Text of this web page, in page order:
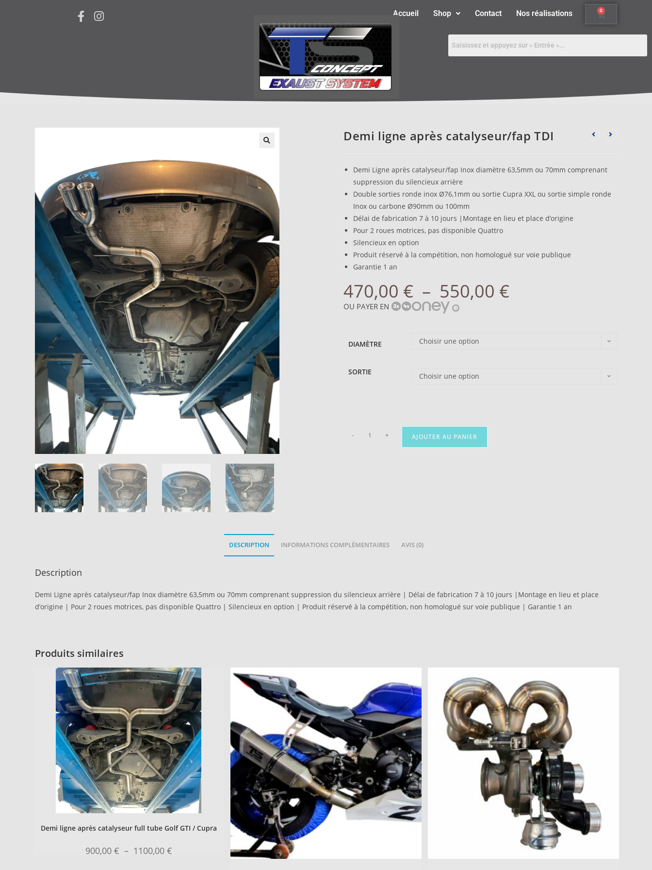
Accueil Shop Contact Nos réalisations 0
Demi ligne après catalyseur/fap TDI
Demi Ligne après catalyseur/fap Inox diamètre 63,5mm ou 70mm comprenant
suppression du silencieux arrière
Double sorties ronde inox Ø76,1mm ou sortie Cupra XXL ou sortie simple ronde
Inox ou carbone Ø90mm ou 100mm
Délai de fabrication 7 à 10 jours |Montage en lieu et place d’origine
Pour 2 roues motrices, pas disponible Quattro
Silencieux en option
Produit réservé à la compétition, non homologué sur voie publique
Garantie 1 an
470,00 € – 550,00 €
OU PAYER EN ?
DIAMÈTRE Choisir une option
SORTIE Choisir une option
- + AJOUTER AU PANIER
DESCRIPTION INFORMATIONS COMPLÉMENTAIRES AVIS (0)
Description
Demi Ligne après catalyseur/fap Inox diamètre 63,5mm ou 70mm comprenant suppression du silencieux arrière | Délai de fabrication 7 à 10 jours |Montage en lieu et place
d’origine | Pour 2 roues motrices, pas disponible Quattro | Silencieux en option | Produit réservé à la compétition, non homologué sur voie publique | Garantie 1 an
Produits similaires
Demi ligne après catalyseur full tube Golf GTI / Cupra
900,00 € – 1100,00 €